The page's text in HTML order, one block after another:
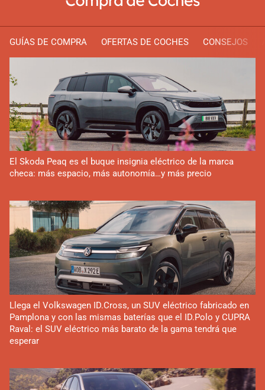
GUÍAS DE COMPRA OFERTAS DE COCHES CONSEJOS
El Skoda Peaq es el buque insignia eléctrico de la marca
checa: más espacio, más autonomía…y más precio
Llega el Volkswagen ID.Cross, un SUV eléctrico fabricado en
Pamplona y con las mismas baterías que el ID.Polo y CUPRA
Raval: el SUV eléctrico más barato de la gama tendrá que
esperar